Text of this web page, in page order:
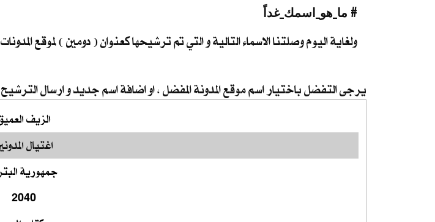
ما_هو_اسمك_غداً #
ولغاية اليوم وصلتنا الاسماء التالية و التي تم ترشيحها كعنوان ( دومين ) لموقع المدونات
يرجى التفضل باختيار اسم موقع المدونة المفضل ، او اضافة اسم جديد و ارسال الترشيح